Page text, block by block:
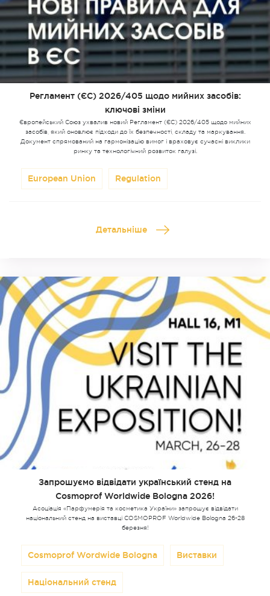
Регламент (ЄС) 2026/405 щодо мийних засобів:
ключові зміни
Європейський Союз ухвалив новий Регламент (ЄС) 2026/405 щодо мийних
засобів, який оновлює підходи до їх безпечності, складу та маркування.
Документ спрямований на гармонізацію вимог і враховує сучасні виклики
ринку та технологічний розвиток галузі.
European Union Regulation
Детальніше
Запрошуємо відвідати український стенд на
Cosmoprof Worldwide Bologna 2026!
Асоціація «Парфумерія та косметика України» запрошує відвідати
національний стенд на виставці COSMOPROF Worldwide Bologna 26-28
березня!
Cosmoprof Wordwide Bologna Виставки
Національний стенд